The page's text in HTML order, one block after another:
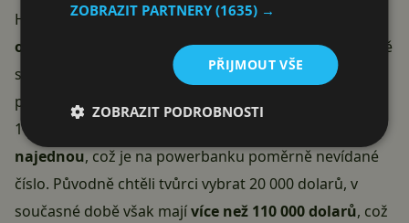
Hlavní část se chlubí kapacitou12 000 mAh,
odnímatelná má pak dalších 6000 mAh. Samozřejmě
s ní můžete kromě telefonů, hodinek a dalších
příslušenství nabíjet také notebook a to až výkonem
100 wattů. Současně můžete nabíjet
najednou, což je na powerbanku poměrně nevídané
číslo. Původně chtěli tvůrci vybrat 20 000 dolarů, v
současné době však majívíce než 110 000 dolarů, což
ZOBRAZIT PARTNERY(1635) →
PŘIJMOUT VŠE
ZOBRAZIT PODROBNOSTI